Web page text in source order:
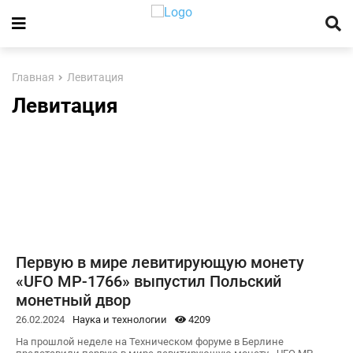
Главная Левитация
Левитация
Первую в мире левитирующую монету
«UFO MP-1766» выпустил Польский
монетный двор
26.02.2024 Наука и технологии
4209
На прошлой неделе на Техническом форуме в Берлине